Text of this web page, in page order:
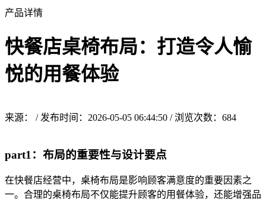
产品详情
快餐店桌椅布局：打造令人愉
悦的用餐体验
来源： / 发布时间：2026-05-05 06:44:50 / 浏览次数： 684
part1：布局的重要性与设计要点
在快餐店经营中，桌椅布局是影响顾客满意度的重要因素之
一。合理的桌椅布局不仅能提升顾客的用餐体验，还能增强品